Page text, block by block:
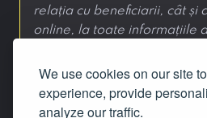
We use cookies on our site
experience, provide
analyze our traffic.
relația cu beneficiarii, cât și
online, la toate informațiile
—